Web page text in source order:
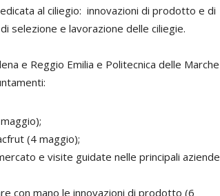
al ciliegio: innovazioni di prodotto e di
selezione e lavorazione delle ciliegie.
e Reggio Emilia e Politecnica delle Marche
(4 maggio);
e visite guidate nelle principali aziende
con mano le innovazioni di prodotto (6